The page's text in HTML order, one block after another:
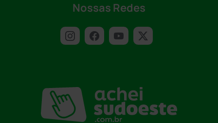
Nossas Redes